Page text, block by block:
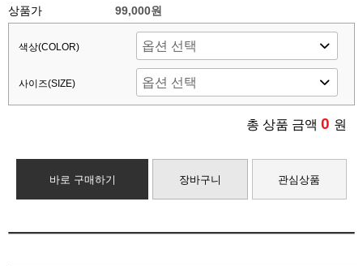
상품가 99,000원
색상(COLOR)
사이즈(SIZE)
총 상품 금액 0 원
바로 구매하기 장바구니 관심상품